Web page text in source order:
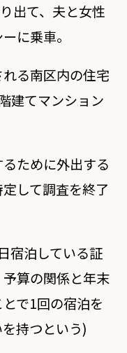
出て、夫と女性
に乗車。
る南区内の住宅
建てマンション
ために外出する
して調査を終了
宿泊している証
算の関係と年末
で1回の宿泊を
持つという)